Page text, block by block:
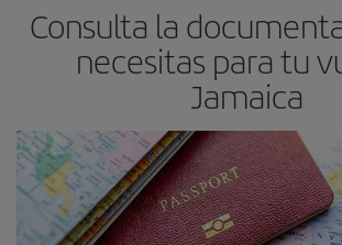
Consulta la
necesitas para tu
Jamaica